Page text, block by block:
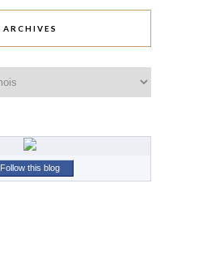
ARCHIVES
Follow this blog